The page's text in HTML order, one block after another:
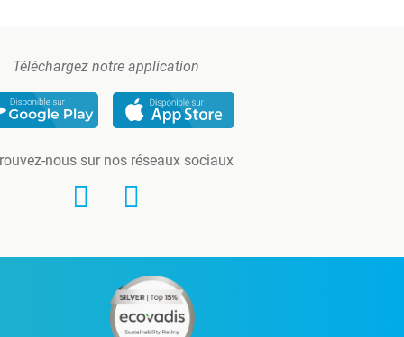
Téléchargez notre application
nous sur nos réseaux sociaux